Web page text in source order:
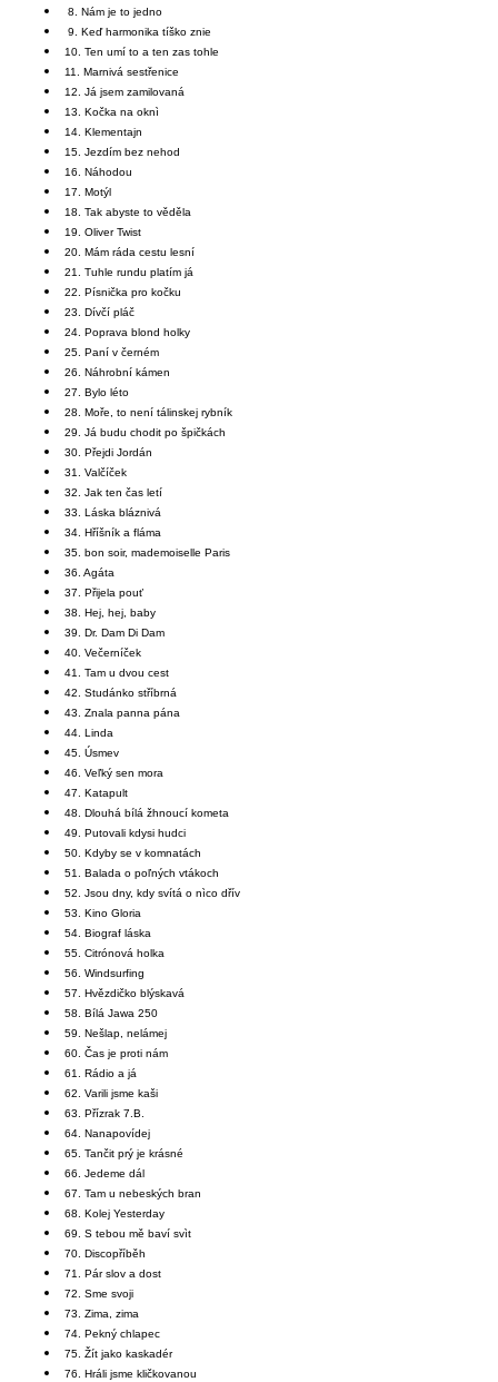
8. Nám je to jedno
9. Keď harmonika tíško znie
10. Ten umí to a ten zas tohle
11. Marnivá sestřenice
12. Já jsem zamilovaná
13. Kočka na oknì
14. Klementajn
15. Jezdím bez nehod
16. Náhodou
17. Motýl
18. Tak abyste to věděla
19. Oliver Twist
20. Mám ráda cestu lesní
21. Tuhle rundu platím já
22. Písnička pro kočku
23. Dívčí pláč
24. Poprava blond holky
25. Paní v černém
26. Náhrobní kámen
27. Bylo léto
28. Moře, to není tálinskej rybník
29. Já budu chodit po špičkách
30. Přejdi Jordán
31. Valčíček
32. Jak ten čas letí
33. Láska bláznivá
34. Hříšník a fláma
35. bon soir, mademoiselle Paris
36. Agáta
37. Přijela pouť
38. Hej, hej, baby
39. Dr. Dam Di Dam
40. Večerníček
41. Tam u dvou cest
42. Studánko stříbrná
43. Znala panna pána
44. Linda
45. Úsmev
46. Veľký sen mora
47. Katapult
48. Dlouhá bílá žhnoucí kometa
49. Putovali kdysi hudci
50. Kdyby se v komnatách
51. Balada o poľných vtákoch
52. Jsou dny, kdy svítá o nìco dřív
53. Kino Gloria
54. Biograf láska
55. Citrónová holka
56. Windsurfing
57. Hvězdičko blýskavá
58. Bílá Jawa 250
59. Nešlap, nelámej
60. Čas je proti nám
61. Rádio a já
62. Varili jsme kaši
63. Přízrak 7.B.
64. Nanapovídej
65. Tančit prý je krásné
66. Jedeme dál
67. Tam u nebeských bran
68. Kolej Yesterday
69. S tebou mě baví svìt
70. Discopříběh
71. Pár slov a dost
72. Sme svoji
73. Zima, zima
74. Pekný chlapec
75. Žít jako kaskadér
76. Hráli jsme kličkovanou